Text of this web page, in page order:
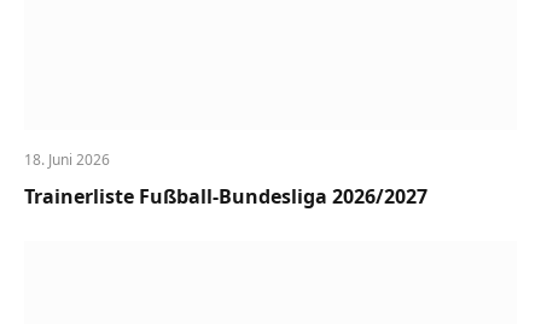
18. Juni 2026
Trainerliste Fußball-Bundesliga 2026/2027